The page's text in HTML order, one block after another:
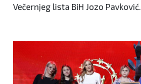
Večernjeg lista BiH Jozo Pavković.